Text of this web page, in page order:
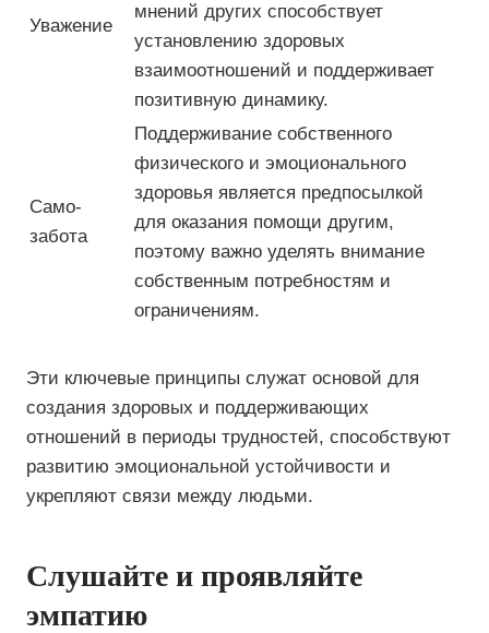
Уважение
мнений других способствует
установлению здоровых
взаимоотношений и поддерживает
позитивную динамику.
Само-
забота
Поддерживание собственного
физического и эмоционального
здоровья является предпосылкой
для оказания помощи другим,
поэтому важно уделять внимание
собственным потребностям и
ограничениям.
Эти ключевые принципы служат основой для
создания здоровых и поддерживающих
отношений в периоды трудностей, способствуют
развитию эмоциональной устойчивости и
укрепляют связи между людьми.
Слушайте и проявляйте
эмпатию